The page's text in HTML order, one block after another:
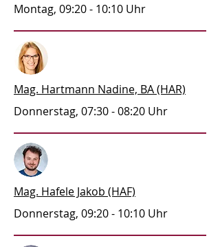
Montag, 09:20 - 10:10 Uhr
Mag. Hartmann Nadine, BA (HAR)
Donnerstag, 07:30 - 08:20 Uhr
Mag. Hafele Jakob (HAF)
Donnerstag, 09:20 - 10:10 Uhr